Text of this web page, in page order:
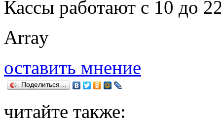
Кассы работают с 10 до
Array
оставить мнение
Поделиться…
читайте также: